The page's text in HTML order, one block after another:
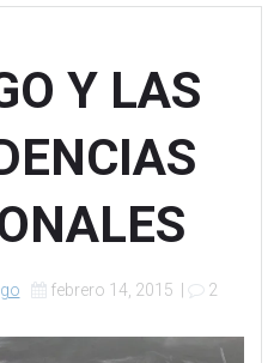
Y LAS
febrero 14, 2015 2